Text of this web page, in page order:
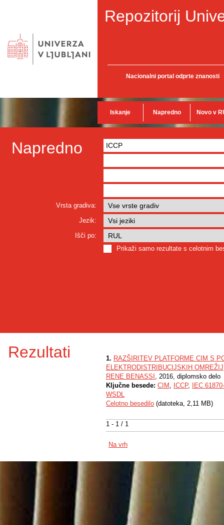
Repozitorij
Nacionalni portal odprte znanosti
Iskanje Napredno Novo v
Napredno
Vrsta gradiva:
Jezik:
Išči po:
Prikaži samo rezultate s celotnim
Rezultati
1 - 1 / 1
1. RAZŠIRITEV PLATFORME CIM S
ELEKTRODISTRIBUCIJSKIH OMREŽIJ
RENE BENASSI , 2016, diplomsko delo
Ključne besede: CIM , ICCP,
IEC
WSDL
Celotno besedilo (datoteka, 2,11 MB)
Na vrh